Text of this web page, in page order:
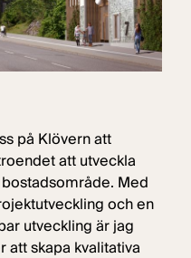
på Klövern att
att utveckla
Med
och en
utveckling är jag
att skapa kvalitativa